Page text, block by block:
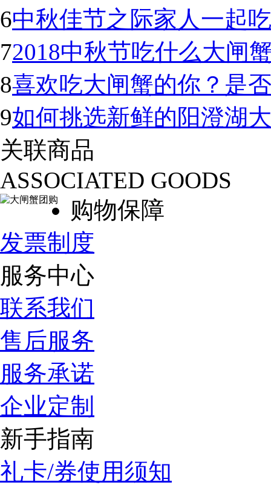
6中秋佳节之际家人一起
72018中秋节吃什么大闸
8喜欢吃大闸蟹的你？是
9如何挑选新鲜的阳澄湖
关联商品
ASSOCIATED GOODS
购物保障
发票制度
服务中心
联系我们
售后服务
服务承诺
企业定制
新手指南
礼卡/券使用须知